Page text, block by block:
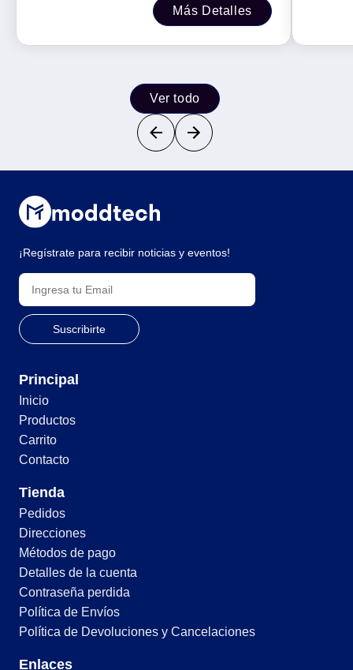
Más Detalles
Ver todo
¡Regístrate para recibir noticias y eventos!
Principal
Inicio
Productos
Carrito
Contacto
Tienda
Pedidos
Direcciones
Métodos de pago
Detalles de la cuenta
Contraseña perdida
Política de Envíos
Política de Devoluciones y Cancelaciones
Enlaces